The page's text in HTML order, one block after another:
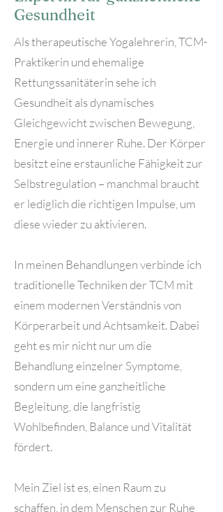
Gesundheit
Alstherapeutische Yogalehrerin, TCM-
Praktikerin und ehemalige
Rettungssanitäterin sehe ich
Gesundheit als dynamisches
Gleichgewicht zwischen Bewegung,
Energie und innerer Ruhe. Der Körper
besitzt eine erstaunliche Fähigkeit zur
Selbstregulation – manchmal braucht
er lediglich die richtigen Impulse, um
diese wieder zu aktivieren.
In meinen Behandlungen verbinde ich
traditionelle Techniken der TCM mit
einem modernen Verständnis von
Körperarbeit und Achtsamkeit. Dabei
geht es mir nicht nur um die
Behandlung einzelner Symptome,
sondern um eine ganzheitliche
Begleitung, die langfristig
Wohlbefinden, Balance und Vitalität
fördert.
Mein Ziel ist es, einen Raum zu
schaffen, in dem Menschen zur Ruhe